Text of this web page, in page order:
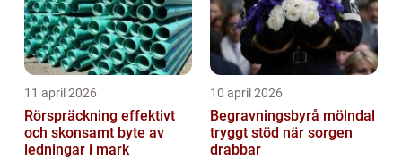
11 april 2026
Rörspräckning effektivt
och skonsamt byte av
ledningar i mark
10 april 2026
Begravningsbyrå mölndal
tryggt stöd när sorgen
drabbar